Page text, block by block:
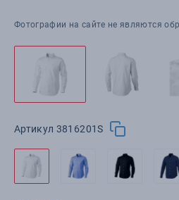
Фотографии на сайте не являются
Артикул 3816201S